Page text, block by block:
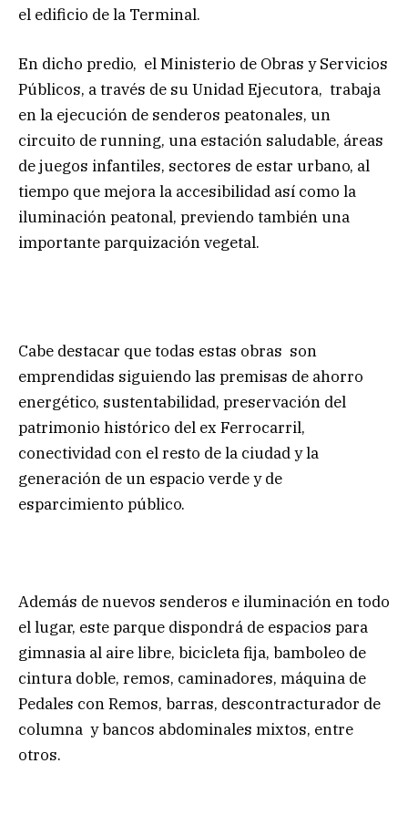
el edificio de la Terminal.
En dicho predio, el Ministerio de Obras y Servicios
Públicos, a través de su Unidad Ejecutora, trabaja
en la ejecución de senderos peatonales, un
circuito de running, una estación saludable, áreas
de juegos infantiles, sectores de estar urbano, al
tiempo que mejora la accesibilidad así como la
iluminación peatonal, previendo también una
importante parquización vegetal.
Cabe destacar que todas estas obras son
emprendidas siguiendo las premisas de ahorro
energético, sustentabilidad, preservación del
patrimonio histórico del ex Ferrocarril,
conectividad con el resto de la ciudad y la
generación de un espacio verde y de
esparcimiento público.
Además de nuevos senderos e iluminación en todo
el lugar, este parque dispondrá de espacios para
gimnasia al aire libre, bicicleta fija, bamboleo de
cintura doble, remos, caminadores, máquina de
Pedales con Remos, barras, descontracturador de
columna y bancos abdominales mixtos, entre
otros.